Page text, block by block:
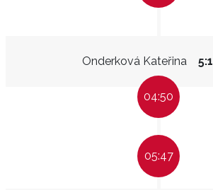
Onderková Kateřina 5:1
04:50
05:47